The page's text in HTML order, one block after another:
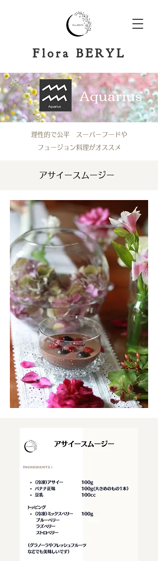
​Flora BERYL
Aquarius
理性的で公平 スーパーフードや
フュージョン料理がオススメ
​アサイースムージー